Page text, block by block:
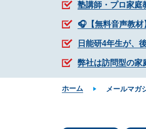
塾講師・プロ家庭
🎧【無料音声教
日能研4年生が、
弊社は訪問型の家
ホーム メールマガ